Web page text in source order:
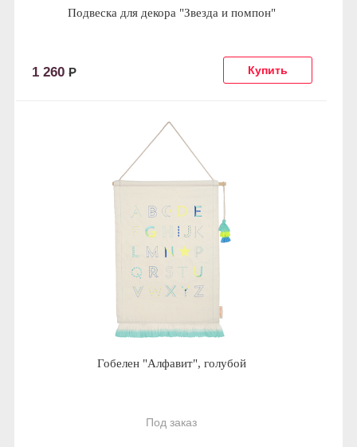
Подвеска для декора "Звезда и помпон"
1 260 Р
Гобелен "Алфавит", голубой
Под заказ